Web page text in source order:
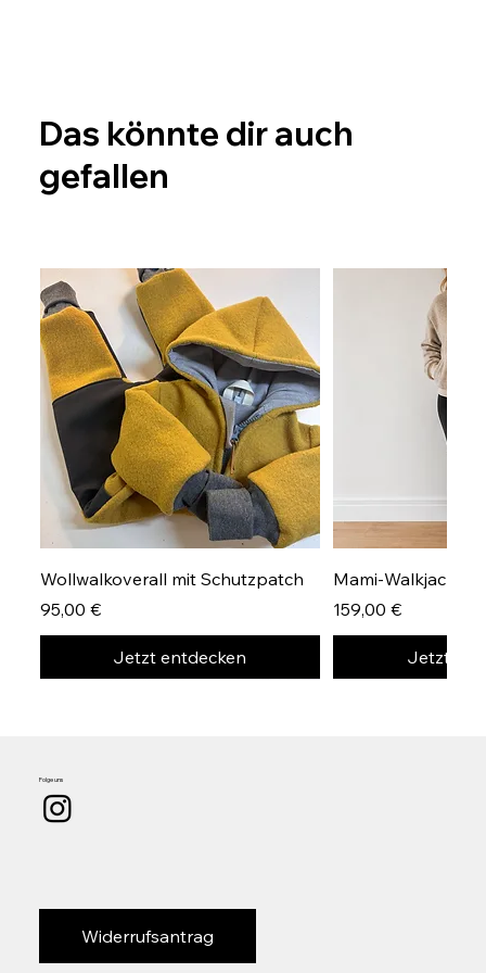
Das könnte dir auch
gefallen
Wollwalkoverall mit Schutzpatch
Preis
95,00 €
Jetzt entdecken
Mami-Walkjacke
Preis
159,00 €
Jetzt
Folge uns
Widerrufsantrag